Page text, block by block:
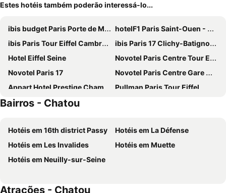
Estes hotéis também poderão interessá-lo...
ibis budget Paris Porte de Montmartre
hotelF1 Paris Saint-Ouen - Marché aux Puces
ibis Paris Tour Eiffel Cambronne 15ème
ibis Paris 17 Clichy-Batignolles
Hotel Eiffel Seine
Novotel Paris Centre Tour Eiffel
Novotel Paris 17
Novotel Paris Centre Gare Montparnasse
Appart Hotel Prestige Champs Elysees
Pullman Paris Tour Eiffel
Mercure Paris Centre Tour Eiffel
Hilton Paris Opera
Mercure Paris Montparnasse Pasteur
The Originals Boutique, Hôtel Maison Montmartre Paris Les Puces
Hotel Le National Clichy Paris
Hotel Eiffel Petit Louvre
Royal Wagram
Bairros - Chatou
Hotéis em 16th district Passy
Hotéis em La Défense
Hotéis em Les Invalides
Hotéis em Muette
Hotéis em Neuilly-sur-Seine
Atrações - Chatou